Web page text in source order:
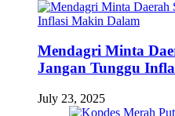
Mendagri Minta
Jangan Tunggu
July 23, 2025